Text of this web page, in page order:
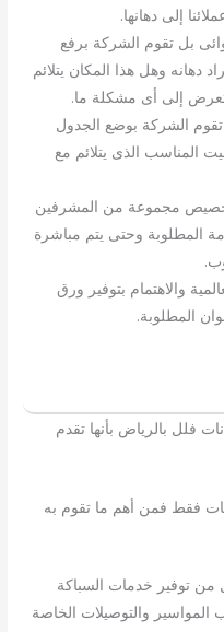
إلى دهانها.
بل تقوم الشركة برفع
دهانه وهل هذا المكان يتلائم
إلى أى مشكلة ما.
تقوم الشركة بوضع الجدول
المناسب الذى يتلائم مع
مجموعة من المشرفين
المطلوبة وحتى يتم مباشرة
والاهتمام بتوفير ورق
المطلوبة.
فلل بالرياض بأنها تقدم
فقط فمن أهم ما تقوم به
من توفير خدمات السباكة
والتوصيلات الخاصة